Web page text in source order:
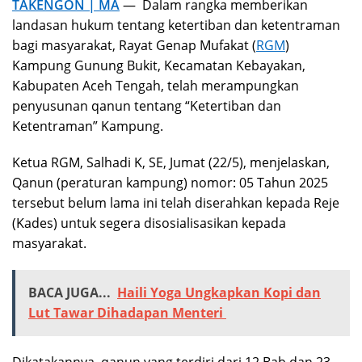
TAKENGON | MA— Dalam rangka memberikan
landasan hukum tentang ketertiban dan ketentraman
bagi masyarakat, Rayat Genap Mufakat (RGM)
Kampung Gunung Bukit, Kecamatan Kebayakan,
Kabupaten Aceh Tengah, telah merampungkan
penyusunan qanun tentang “Ketertiban dan
Ketentraman” Kampung.
Ketua RGM, Salhadi K, SE, Jumat (22/5), menjelaskan,
Qanun (peraturan kampung) nomor: 05 Tahun 2025
tersebut belum lama ini telah diserahkan kepada Reje
(Kades) untuk segera disosialisasikan kepada
masyarakat.
BACA JUGA... Haili Yoga Ungkapkan Kopi dan
Lut Tawar Dihadapan Menteri